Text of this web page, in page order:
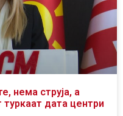
нема струја, а
дата центри